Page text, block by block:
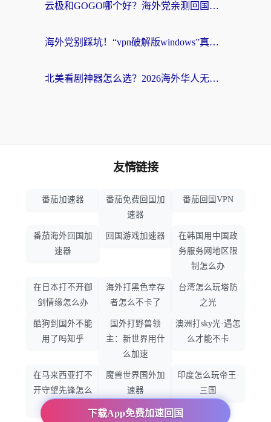
云极和GOGO哪个好？海外党亲测回国加速器选择指南（附iOS免费&Windows VPN实用技巧）
海外党别踩坑！“vpn破解版windows”真的能用？教你选对回国加速器无缝刷国内资源
北美看剧神器怎么选？2026海外华人无缝访问国内资源全攻略
下载App免费加速回国
友情链接
番茄加速器
番茄免费回国加
速器
番茄回国VPN
番茄海外回国加
速器
回国游戏加速器
在韩国用中国政
务服务网地区限
制怎么办
在日本打不开御
剑情缘怎么办
海外打黑色幸存
者怎么不卡了
台湾怎么玩塔防
之光
酷狗到国外不能
用了吗知乎
国外打野兽领
主：新世界用什
么加速
澳洲打sky光·遇怎
么才能不卡
在马来西亚打不
开守望先锋怎么
魔兽世界国外加
速器
印度怎么玩帝王·
三国